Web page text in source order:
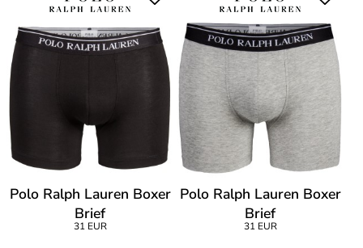
Polo Ralph Lauren Boxer
Brief
31 EUR
Polo Ralph Lauren Boxer
Brief
31 EUR